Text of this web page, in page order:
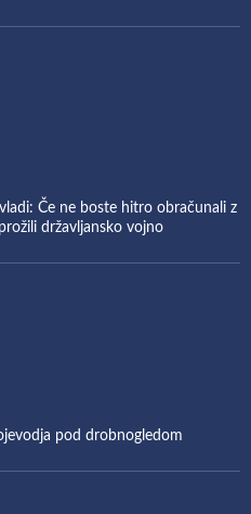
Če ne boste hitro obračunali z
državljansko vojno
pod drobnogledom